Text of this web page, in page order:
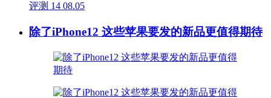
评测 14 08.05
除了iPhone12 这些苹果要发的新品更值得期待